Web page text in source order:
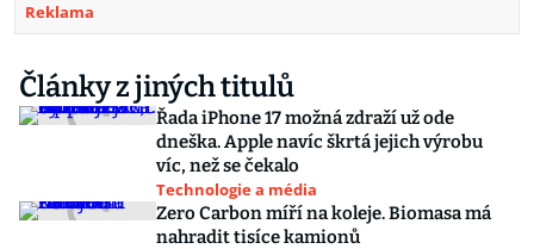
Reklama
Články z jiných titulů
Řada iPhone 17 možná zdraží už ode
dneška. Apple navíc škrtá jejich výrobu
víc, než se čekalo
Technologie a média
Zero Carbon míří na koleje. Biomasa má
nahradit tisíce kamionů